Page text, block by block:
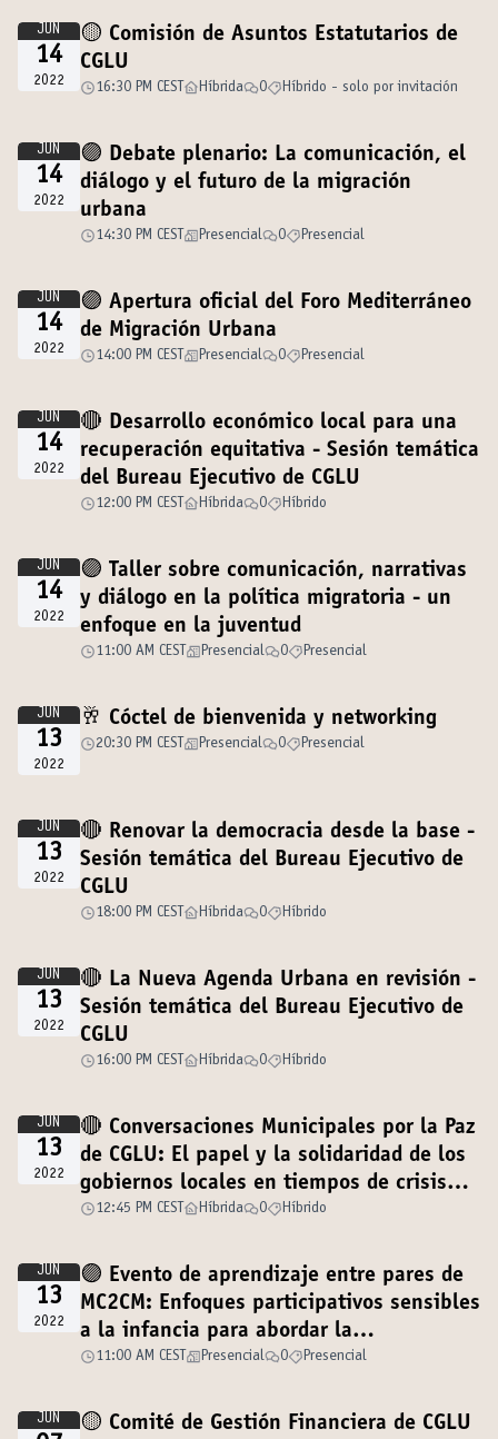
JUN
14
2022
🟡 Comisión de Asuntos Estatutarios de
CGLU
16:30 PM CEST Híbrida 0 Híbrido - solo por invitación
JUN
14
2022
🟣 Debate plenario: La comunicación, el
diálogo y el futuro de la migración
urbana
14:30 PM CEST Presencial 0 Presencial
JUN
14
2022
🟣 Apertura oficial del Foro Mediterráneo
de Migración Urbana
14:00 PM CEST Presencial 0 Presencial
JUN
14
2022
🔴 Desarrollo económico local para una
recuperación equitativa - Sesión temática
del Bureau Ejecutivo de CGLU
12:00 PM CEST Híbrida 0 Híbrido
JUN
14
2022
🟣 Taller sobre comunicación, narrativas
y diálogo en la política migratoria - un
enfoque en la juventud
11:00 AM CEST Presencial 0 Presencial
JUN
13
2022
🥂 Cóctel de bienvenida y networking
20:30 PM CEST Presencial 0 Presencial
JUN
13
2022
🔴 Renovar la democracia desde la base -
Sesión temática del Bureau Ejecutivo de
CGLU
18:00 PM CEST Híbrida 0 Híbrido
JUN
13
2022
🔴 La Nueva Agenda Urbana en revisión -
Sesión temática del Bureau Ejecutivo de
CGLU
16:00 PM CEST Híbrida 0 Híbrido
JUN
13
2022
🔴 Conversaciones Municipales por la Paz
de CGLU: El papel y la solidaridad de los
gobiernos locales en tiempos de crisis
internacional
12:45 PM CEST Híbrida 0 Híbrido
JUN
13
2022
🟣 Evento de aprendizaje entre pares de
MC2CM: Enfoques participativos sensibles
a la infancia para abordar la
discriminación y la xenofobia
11:00 AM CEST Presencial 0 Presencial
JUN 🟡 Comité de Gestión Financiera de CGLU